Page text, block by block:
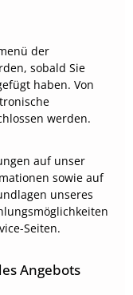
der
sobald Sie
haben. Von
werden.
auf unser
sowie auf
unseres
Seiten.
Angebots